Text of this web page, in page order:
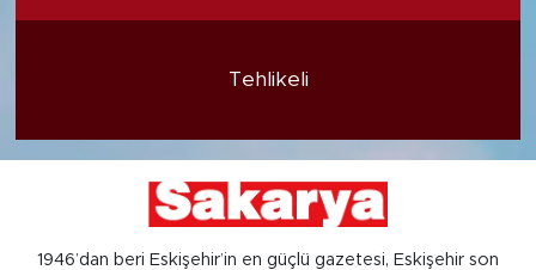
Tehlikeli
1946’dan beri Eskişehir’in en güçlü gazetesi, Eskişehir son